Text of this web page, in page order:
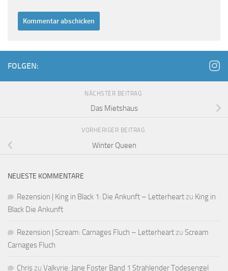
FOLGEN:
NÄCHSTER BEITRAG
Das Mietshaus
VORHERIGER BEITRAG
Winter Queen
NEUESTE KOMMENTARE
Rezension | King in Black 1: Die Ankunft – Letterheartzu King in
Black Die Ankunft
Rezension | Scream: Carnages Fluch – Letterheartzu Scream
Carnages Fluch
Chriszu Valkyrie: Jane Foster Band 1 Strahlender Todesengel